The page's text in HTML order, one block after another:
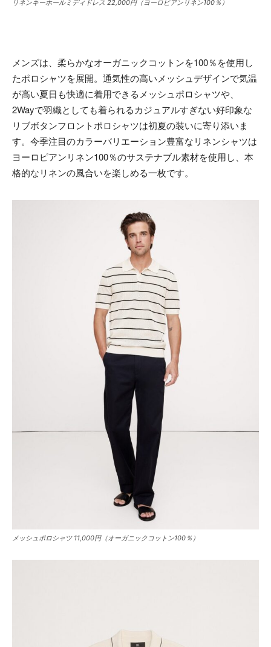
リネンキーホールミディドレス 22,000円（ヨーロピアンリネン100％）
メンズは、柔らかなオーガニックコットンを100％を使用し
たポロシャツを展開。通気性の高いメッシュデザインで気温
が高い夏日も快適に着用できるメッシュポロシャツや、
2Wayで羽織としても着られるカジュアルすぎない好印象な
リブボタンフロントポロシャツは初夏の装いに寄り添いま
す。今季注目のカラーバリエーション豊富なリネンシャツは
ヨーロピアンリネン100％のサステナブル素材を使用し、本
格的なリネンの風合いを楽しめる一枚です。
メッシュポロシャツ 11,000円（オーガニックコットン100％）